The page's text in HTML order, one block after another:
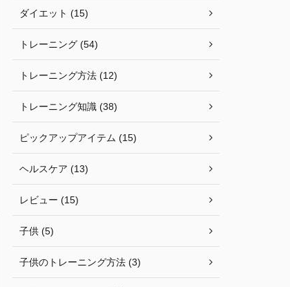
ダイエット (15)
トレーニング (54)
トレーニング方法 (12)
トレーニング知識 (38)
ピックアップアイテム (15)
ヘルスケア (13)
レビュー (15)
子供 (5)
子供のトレーニング方法 (3)